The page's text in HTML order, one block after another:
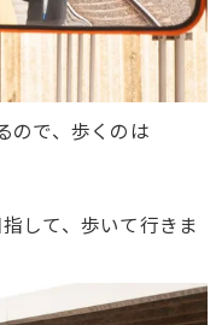
ので、歩くのは
して、歩いて行きま